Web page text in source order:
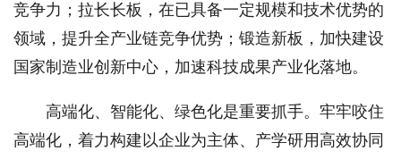
竞争力；拉长长板，在已具备一定规模和技术优势的
领域，提升全产业链竞争优势；锻造新板，加快建设
国家制造业创新中心，加速科技成果产业化落地。
高端化、智能化、绿色化是重要抓手。牢牢咬住
高端化，着力构建以企业为主体、产学研用高效协同